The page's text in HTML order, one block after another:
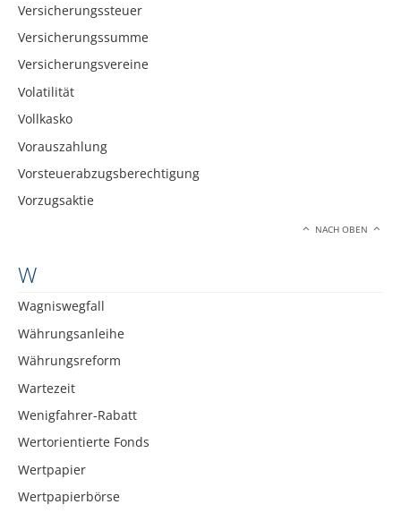
Versicherungssteuer
Versicherungssumme
Versicherungsvereine
Volatilität
Vollkasko
Vorauszahlung
Vorsteuerabzugsberechtigung
Vorzugsaktie
NACH OBEN
W
Wagniswegfall
Währungsanleihe
Währungsreform
Wartezeit
Wenigfahrer-Rabatt
Wertorientierte Fonds
Wertpapier
Wertpapierbörse